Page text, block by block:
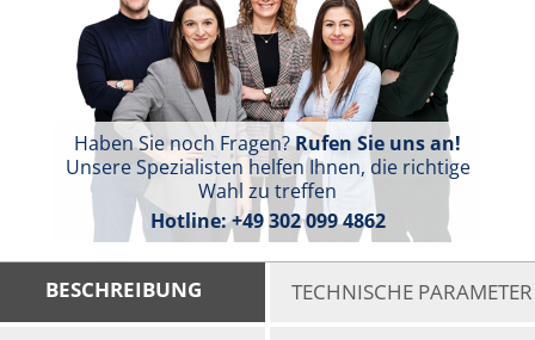
Haben Sie noch Fragen?Rufen Sie uns an!
Unsere Spezialisten helfen Ihnen, die richtige
Wahl zu treffen
Hotline:+49 302 099 4862
BESCHREIBUNG TECHNISCHE PARAMETER